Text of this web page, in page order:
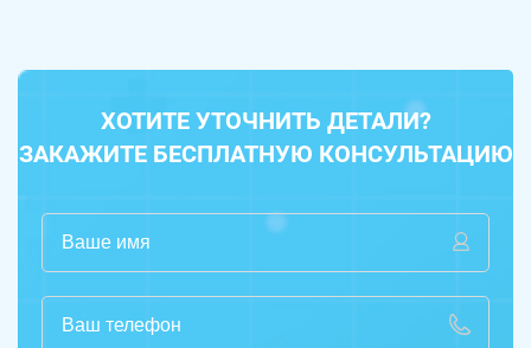
ХОТИТЕ УТОЧНИТЬ ДЕТАЛИ?
ЗАКАЖИТЕ БЕСПЛАТНУЮ КОНСУЛЬТАЦИЮ
Копейск Миасс